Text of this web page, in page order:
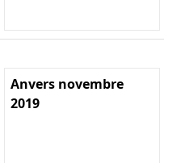
Anvers novembre
2019